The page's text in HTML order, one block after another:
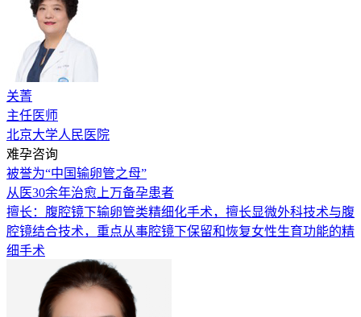
关菁
主任医师
北京大学人民医院
难孕咨询
被誉为“中国输卵管之母”
从医30余年治愈上万备孕患者
擅长：腹腔镜下输卵管类精细化手术，擅长显微外科技术与腹
腔镜结合技术，重点从事腔镜下保留和恢复女性生育功能的精
细手术